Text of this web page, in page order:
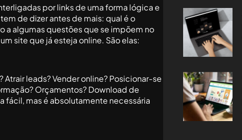
por links de uma forma lógica e
de dizer antes de mais: qual é o
a algumas questões que se impõem no
site que já esteja online. São elas:
leads? Vender online? Posicionar-se
Orçamentos? Download de
fácil, mas é absolutamente necessária